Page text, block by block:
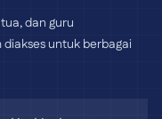
dan guru
untuk berbagai